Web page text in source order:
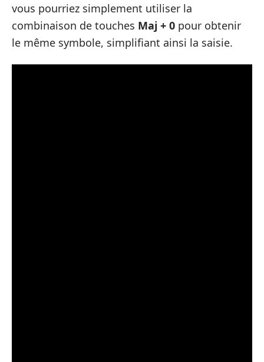
vous pourriez simplement utiliser la
combinaison de touches Maj + 0 pour obtenir
le même symbole, simplifiant ainsi la saisie.